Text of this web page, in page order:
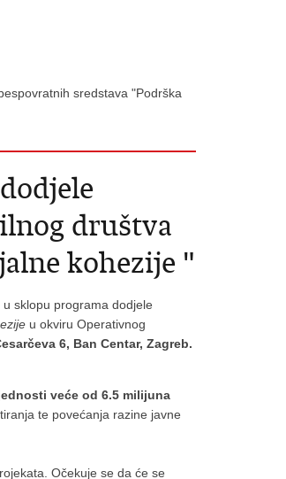
sredstava "Podrška
društva
kohezije "
sklopu programa dodjele
u okviru Operativnog
6, Ban Centar, Zagreb.
veće od 6.5 milijuna
te povećanja razine javne
Očekuje se da će se